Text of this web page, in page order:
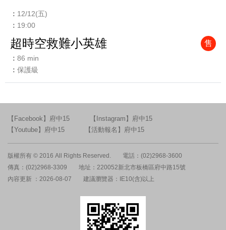
12/12(五)
19:00
超時空救難小英雄 售
86 min
保護級
【Facebook】府中15
【Instagram】府中15
【Youtube】府中15
【活動報名】府中15
版權所有 © 2016 All Rights Reserved.
電話：(02)2968-3600
傳真：(02)2968-3309
地址：220052新北市板橋區府中路15號
內容更新 ：2026-08-07
建議瀏覽器：IE10(含)以上